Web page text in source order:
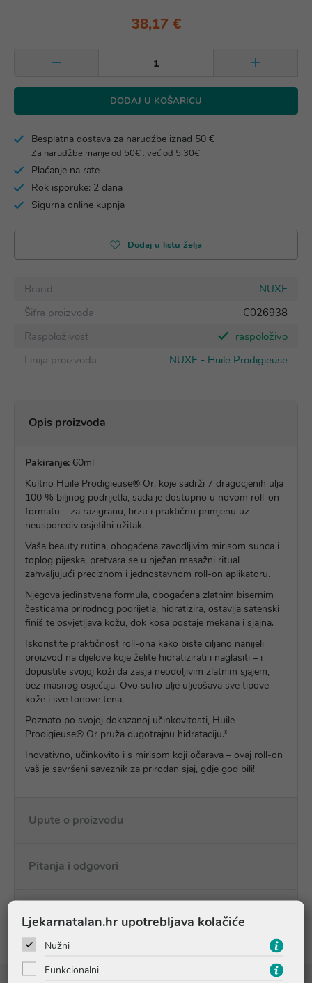
38,17 €
DODAJ U KOŠARICU
Besplatna dostava za narudžbe iznad 50 €
Za narudžbe manje od 50€ : već od 5,30€
Plaćanje na rate
Rok isporuke: 2 dana
Sigurna online kupnja
Dodaj u listu želja
Brand
NUXE
Šifra proizvoda
C026938
Raspoloživost
raspoloživo
Linija proizvoda
NUXE - Huile Prodigieuse
Opis proizvoda
Pakiranje: 60ml
Kultno Huile Prodigieuse® Or, koje sadrži 7 dragocjenih ulja
100 % biljnog podrijetla, sada je dostupno u novom roll-on
formatu – za razigranu, brzu i praktičnu primjenu uz
neusporediv osjetilni užitak.
Vaša beauty rutina, obogaćena zavodljivim mirisom sunca i
toplog pijeska, pretvara se u nježan masažni ritual
zahvaljujući preciznom i jednostavnom roll-on aplikatoru.
Njegova jedinstvena formula, obogaćena zlatnim bisernim
česticama prirodnog podrijetla, hidratizira, ostavlja satenski
finiš te osvjetljava kožu, dok kosa postaje mekana i sjajna.
Iskoristite praktičnost roll-ona kako biste ciljano nanijeli
proizvod na dijelove koje želite hidratizirati i naglasiti – i
dopustite svojoj koži da zasja neodoljivim zlatnim sjajem,
bez masnog osjećaja. Ovo suho ulje uljepšava sve tipove
kože i sve tonove tena.
Poznato po svojoj dokazanoj učinkovitosti, Huile
Prodigieuse® Or pruža dugotrajnu hidrataciju.*
Inovativno, učinkovito i s mirisom koji očarava – ovaj roll-on
vaš je savršeni saveznik za prirodan sjaj, gdje god bili!
Upute o proizvodu
Pitanja i odgovori
Ljekarnatalan.hr upotrebljava kolačiće
Nužni
Funkcionalni